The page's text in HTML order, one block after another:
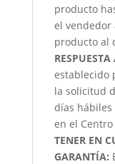
producto
el vendedor
producto al
establecido
la solicitud
días
en el
TENER EN
GARANTÍA: